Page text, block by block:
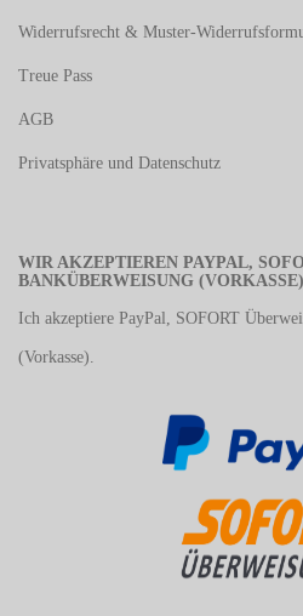
Widerrufsrecht & Muster-
Treue Pass
AGB
Privatsphäre und Datenschutz
WIR AKZEPTIEREN PAYPAL,
BANKÜBERWEISUNG
Ich akzeptiere PayPal, SOFORT
(Vorkasse).